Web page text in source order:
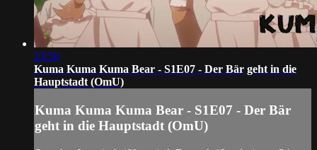
23:50
Kuma Kuma Kuma Bear - S1E07 - Der Bär geht in die
Hauptstadt (OmU)
Kuma Kuma Kuma Bear - S1E07 - Der Bär
geht in die Hauptstadt (OmU)